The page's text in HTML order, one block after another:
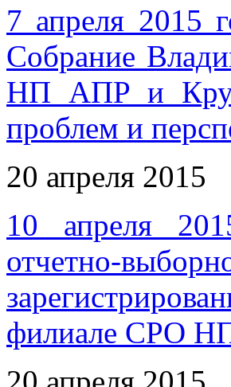
7 апреля 2015
Собрание
НП АПР и
проблем и
20 апреля 2015
10 апреля
отчетно-
филиале СРО